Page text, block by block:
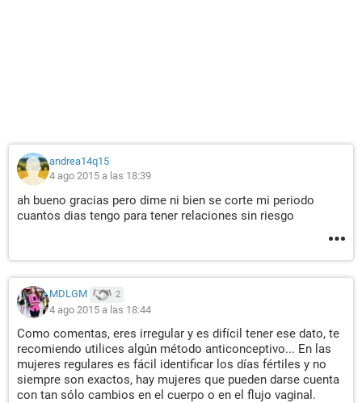
andrea14q15
4 ago 2015 a las 18:39
ah bueno gracias pero dime ni bien se corte mi periodo
cuantos dias tengo para tener relaciones sin riesgo
MDLGM 2
4 ago 2015 a las 18:44
Como comentas, eres irregular y es difícil tener ese dato, te
recomiendo utilices algún método anticonceptivo... En las
mujeres regulares es fácil identificar los días fértiles y no
siempre son exactos, hay mujeres que pueden darse cuenta
con tan sólo cambios en el cuerpo o en el flujo vaginal.